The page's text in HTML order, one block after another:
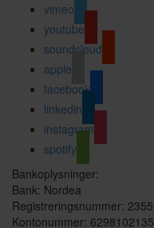
vimeo
youtube
soundcloud
apple
facebook
linkedin
instagram
spotify
Bankoplysninger:
Bank: Nordea
Registreringsnummer: 2355
Kontonummer: 6298102135